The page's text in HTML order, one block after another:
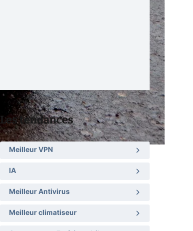
Les tendances
Meilleur VPN
IA
Meilleur Antivirus
Meilleur climatiseur